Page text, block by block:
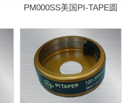
PM000SS美国PI-TAPE圆